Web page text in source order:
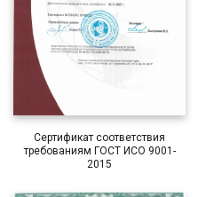
Сертификат соответствия
требованиям ГОСТ ИСО 9001-
2015